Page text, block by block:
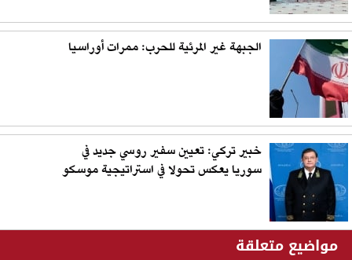
الجبهة غير المرئية للحرب: ممرات أوراسيا
خبير تركي: تعيين سفير روسي جديد في
سوريا يعكس تحولا في استراتيجية موسكو
مواضيع متعلقة